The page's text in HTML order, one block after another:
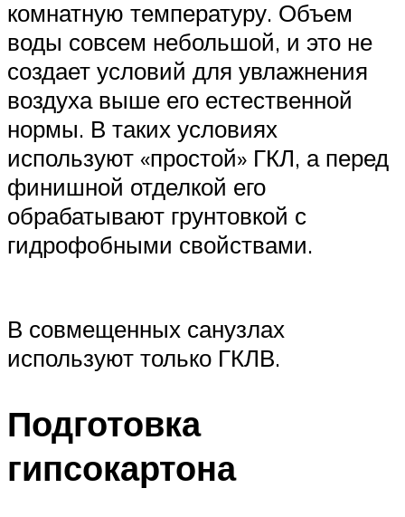
комнатную температуру. Объем
воды совсем небольшой, и это не
создает условий для увлажнения
воздуха выше его естественной
нормы. В таких условиях
используют «простой» ГКЛ, а перед
финишной отделкой его
обрабатывают грунтовкой с
гидрофобными свойствами.
В совмещенных санузлах
используют только ГКЛВ.
Подготовка
гипсокартона